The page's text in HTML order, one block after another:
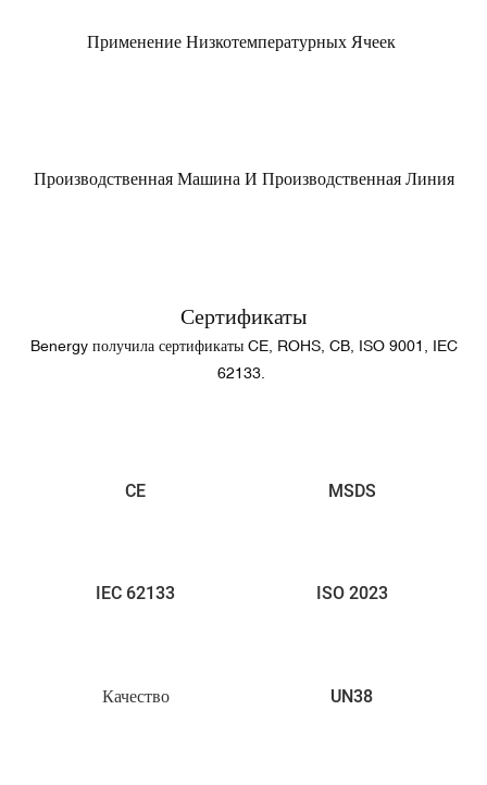
Применение Низкотемпературных Ячеек
Производственная Машина И Производственная Линия
Сертификаты
Benergy получила сертификаты CE, ROHS, CB, ISO 9001, IEC
62133.
CE MSDS
IEC 62133 ISO 2023
Качество UN38